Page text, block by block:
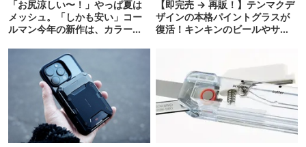
「お尻涼しい〜！」やっぱ夏は
メッシュ。「しかも安い」コー
ルマン今年の新作は、カラーも
【即完売 → 再販！】テンマクデ
ザインの本格パイントグラスが
復活！キンキンのビールやサワ